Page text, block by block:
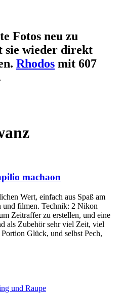
Fotos neu zu
sie wieder direkt
Rhodos mit 607
machaon
Wert, einfach aus Spaß am
und filmen. Technik: 2 Nikon
Zeitraffer zu erstellen, und eine
als Zubehör sehr viel Zeit, viel
Glück, und selbst Pech,
und Raupe